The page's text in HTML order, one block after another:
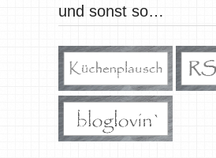
und sonst so…